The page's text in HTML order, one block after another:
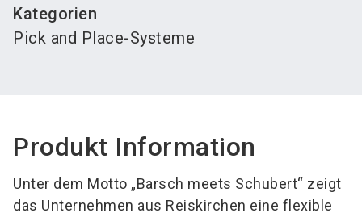
Kategorien
Pick and Place-Systeme
Produkt Information
Unter dem Motto „Barsch meets Schubert“ zeigt
das Unternehmen aus Reiskirchen eine flexible